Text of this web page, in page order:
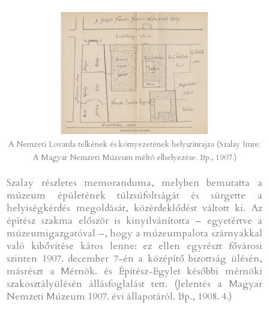
A Nemzeti Lovarda telkének és környezetének helyszínrajza (Szalay Imre:
A Magyar Nemzeti Múzeum méltó elhelyezése. Bp., 1907.)
Szalay részletes memoranduma, melyben bemutatta a
múzeum épületének túlzsúfoltságát és sürgette a
helyiségkérdés megoldását, közérdeklődést váltott ki. Az
építész szakma először is kinyilvánította – egyetértve a
múzeumigazgatóval –, hogy a múzeumpalota szárnyakkal
való kibővítése káros lenne: ez ellen egyrészt fővárosi
szinten 1907. december 7-én a középítő bizottság ülésén,
másrészt a Mérnök. és Építész-Egylet későbbi mérnöki
szakosztályülésén állásfoglalást tett. (Jelentés a Magyar
Nemzeti Múzeum 1907. évi állapotáról. Bp., 1908. 4.)